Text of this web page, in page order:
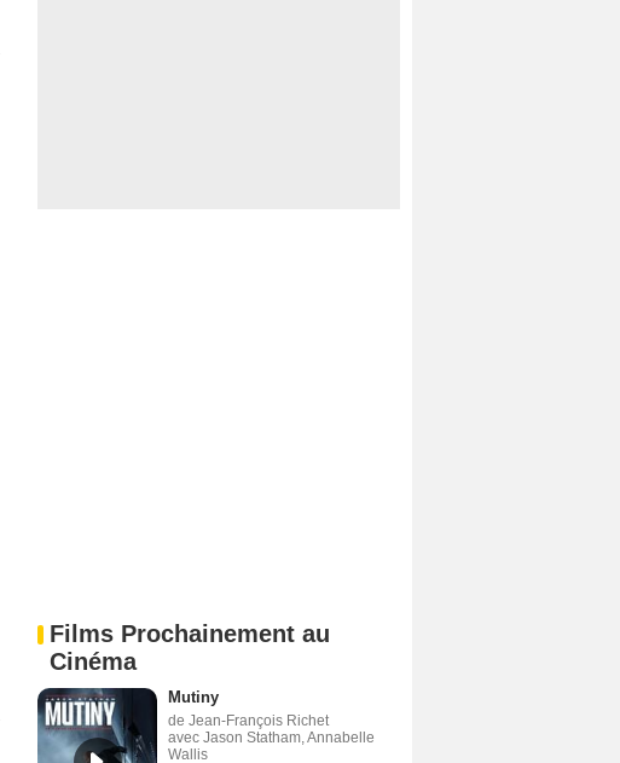
Films Prochainement au
Cinéma
Mutiny
de Jean-François Richet
avec Jason Statham, Annabelle
Wallis